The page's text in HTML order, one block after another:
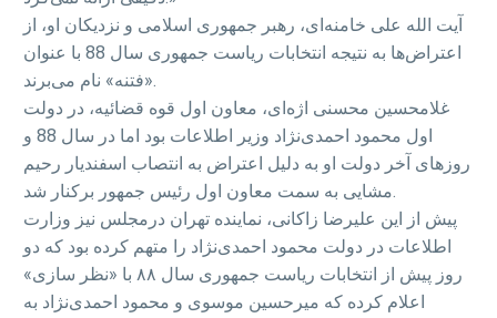
آیت الله علی خامنه‌ای، رهبر جمهوری اسلامی و نزدیکان او، از
اعتراض‌ها به نتیجه انتخابات ریاست جمهوری سال 88 با عنوان
«فتنه» نام می‌برند.
غلامحسین محسنی اژه‌ای، معاون اول قوه قضائیه، در دولت
اول محمود احمدی‌نژاد وزیر اطلاعات بود اما در سال 88 و
روزهای آخر دولت او به دلیل اعتراض به انتصاب اسفندیار رحیم
مشایی به سمت معاون اول رئیس جمهور برکنار شد.
پیش از این علیرضا زاکانی، نماینده تهران درمجلس نیز وزارت
اطلاعات در دولت محمود احمدی‌نژاد را متهم کرده بود که دو
روز پیش از انتخابات ریاست جمهوری سال ۸۸ با «نظر سازی»
اعلام کرده که میرحسین موسوی و محمود احمدی‌نژاد به